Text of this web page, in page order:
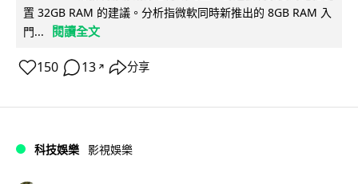
置 32GB RAM 的建議。分析指微軟同時新推出的 8GB RAM 入
門...
閱讀全文
150 13 ↗ 分享
科技娛樂 影視娛樂